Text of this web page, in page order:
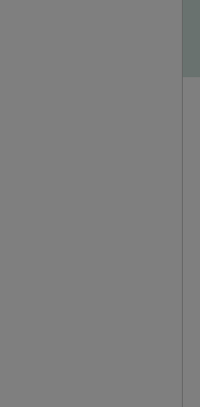
vise à offrir à
et une
éventail de
et
détenus et
ce soit dans
taille moyenne